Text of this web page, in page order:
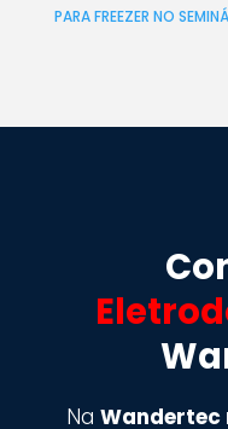
PARA FREEZER NO
NaWandertec